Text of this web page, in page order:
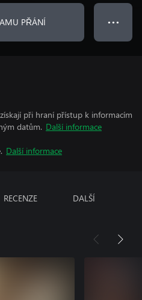
PŘÁNÍ ● ● ●
při hraní přístup k informacím
datům. Další informace
Další informace
RECENZE DALŠÍ